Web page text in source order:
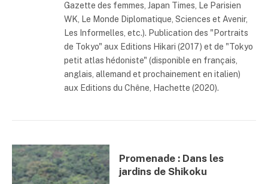
Gazette des femmes, Japan Times, Le Parisien
WK, Le Monde Diplomatique, Sciences et Avenir,
Les Informelles, etc.). Publication des "Portraits
de Tokyo" aux Editions Hikari (2017) et de "Tokyo
petit atlas hédoniste" (disponible en français,
anglais, allemand et prochainement en italien)
aux Editions du Chêne, Hachette (2020).
Promenade : Dans les
jardins de Shikoku